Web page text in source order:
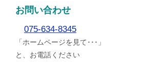
お問い合わせ
075-634-8345
「ホームページを見て･･･」
と、お電話ください